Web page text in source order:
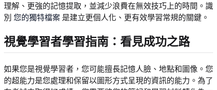
理解、更強的記憶提取，並減少浪費在無效技巧上的時間。識
別 您的獨特檔案 是建立更個人化、更有效學習常規的關鍵。
視覺學習者學習指南：看見成功之路
如果您是視覺學習者，您可能擅長記憶人臉、地點和圖像。您
的超能力是您處理和保留以圖形方式呈現的資訊的能力。為了